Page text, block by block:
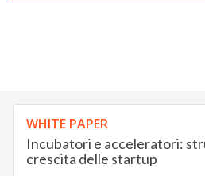
WHITE PAPER
Incubatori e acceleratori:
crescita delle startup